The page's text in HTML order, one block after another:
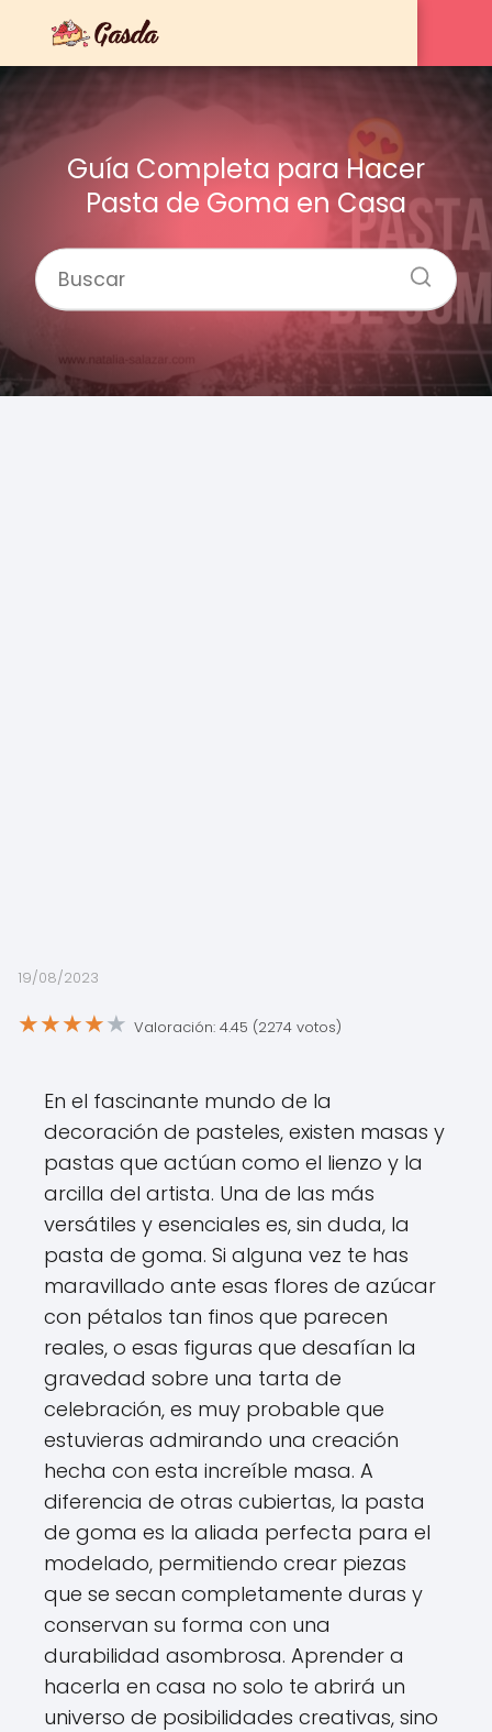
Guía Completa para Hacer
Pasta de Goma en Casa
19/08/2023
★★★★★ Valoración: 4.45 (2274 votos)
En el fascinante mundo de la
decoración de pasteles, existen masas y
pastas que actúan como el lienzo y la
arcilla del artista. Una de las más
versátiles y esenciales es, sin duda, la
pasta de goma. Si alguna vez te has
maravillado ante esas flores de azúcar
con pétalos tan finos que parecen
reales, o esas figuras que desafían la
gravedad sobre una tarta de
celebración, es muy probable que
estuvieras admirando una creación
hecha con esta increíble masa. A
diferencia de otras cubiertas, la pasta
de goma es la aliada perfecta para el
modelado, permitiendo crear piezas
que se secan completamente duras y
conservan su forma con una
durabilidad asombrosa. Aprender a
hacerla en casa no solo te abrirá un
universo de posibilidades creativas, sino